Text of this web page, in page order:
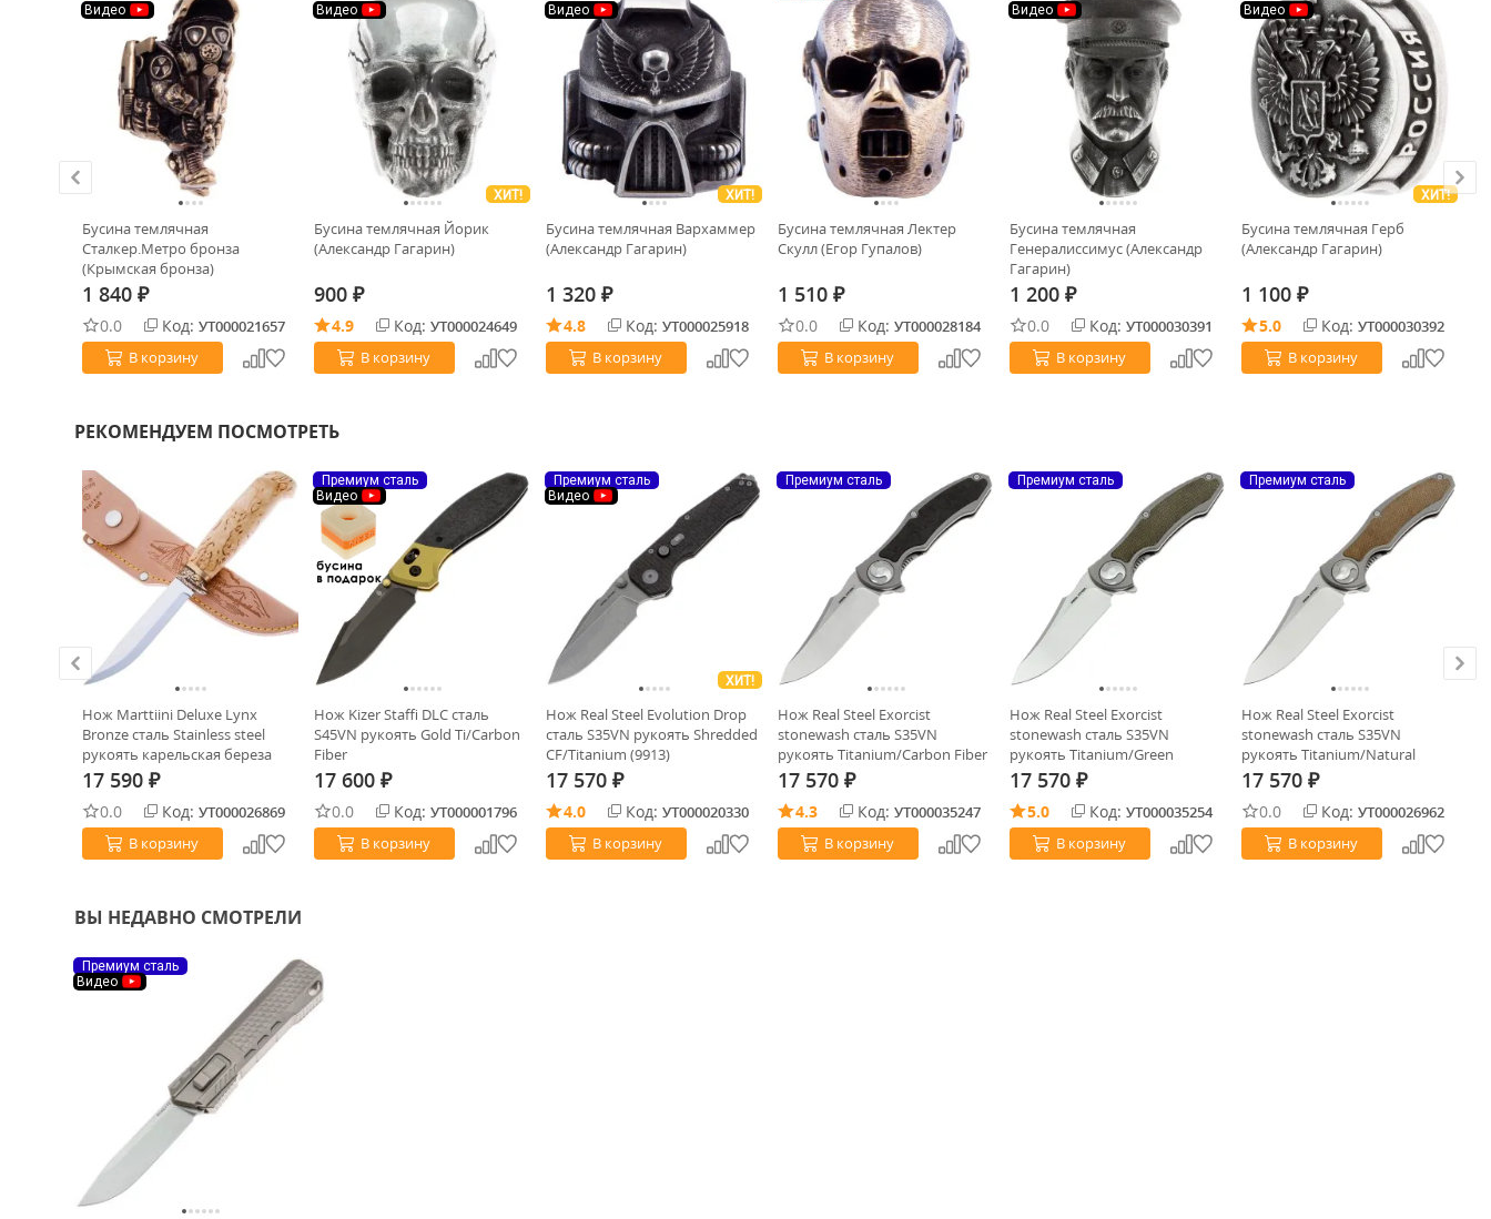
Видео
Бусина темлячная
Сталкер.Метро бронза
(Крымская бронза)
1 840 ₽
0.0 Код: УТ000021657
В корзину
Видео
ХИТ!
Бусина темлячная Йорик
(Александр Гагарин)
900 ₽
4.9 Код: УТ000024649
В корзину
Видео
ХИТ!
Бусина темлячная Вархаммер
(Александр Гагарин)
1 320 ₽
4.8 Код: УТ000025918
В корзину
Бусина темлячная Лектер
Скулл (Егор Гупалов)
1 510 ₽
0.0 Код: УТ000028184
В корзину
Видео
Бусина темлячная
Генералиссимус (Александр
Гагарин)
1 200 ₽
0.0 Код: УТ000030391
В корзину
Видео
ХИТ!
Бусина темлячная Герб
(Александр Гагарин)
1 100 ₽
5.0 Код: УТ000030392
В корзину
РЕКОМЕНДУЕМ ПОСМОТРЕТЬ
Нож Marttiini Deluxe Lynx
Bronze сталь Stainless steel
рукоять карельская береза
(450012)
17 590 ₽
0.0 Код: УТ000026869
В корзину
Премиум сталь
Видео
Нож Kizer Staffi DLC сталь
S45VN рукоять Gold Ti/Carbon
Fiber
17 600 ₽
0.0 Код: УТ000001796
В корзину
Премиум сталь
Видео
ХИТ!
Нож Real Steel Evolution Drop
сталь S35VN рукоять Shredded
CF/Titanium (9913)
17 570 ₽
4.0 Код: УТ000020330
В корзину
Премиум сталь
Нож Real Steel Exorcist
stonewash сталь S35VN
рукоять Titanium/Carbon Fiber
(9412CF)
17 570 ₽
4.3 Код: УТ000035247
В корзину
Премиум сталь
Нож Real Steel Exorcist
stonewash сталь S35VN
рукоять Titanium/Green
Micarta (9412GM)
17 570 ₽
5.0 Код: УТ000035254
В корзину
Премиум сталь
Нож Real Steel Exorcist
stonewash сталь S35VN
рукоять Titanium/Natural
Micarta (9412NM)
17 570 ₽
0.0 Код: УТ000026962
В корзину
ВЫ НЕДАВНО СМОТРЕЛИ
Премиум сталь
Видео